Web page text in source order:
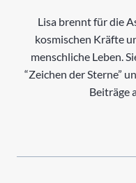
Lisa brennt für die
kosmischen Kräfte
menschliche Leben.
“Zeichen der Sterne”
Beiträge